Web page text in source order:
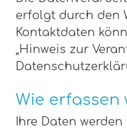
erfolgt durch den
Kontaktdaten
„Hinweis zur
Wie erfassen
Ihre Daten